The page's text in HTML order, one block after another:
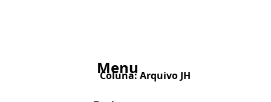
Menu
Coluna:Arquivo JH